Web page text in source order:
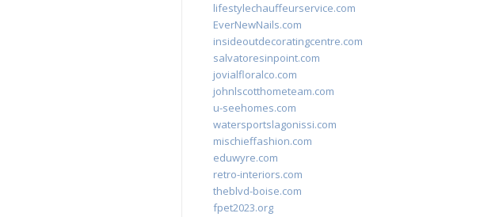
lifestylechauffeurservice.com
EverNewNails.com
insideoutdecoratingcentre.com
salvatoresinpoint.com
jovialfloralco.com
johnlscotthometeam.com
u-seehomes.com
watersportslagonissi.com
mischieffashion.com
eduwyre.com
retro-interiors.com
theblvd-boise.com
fpet2023.org